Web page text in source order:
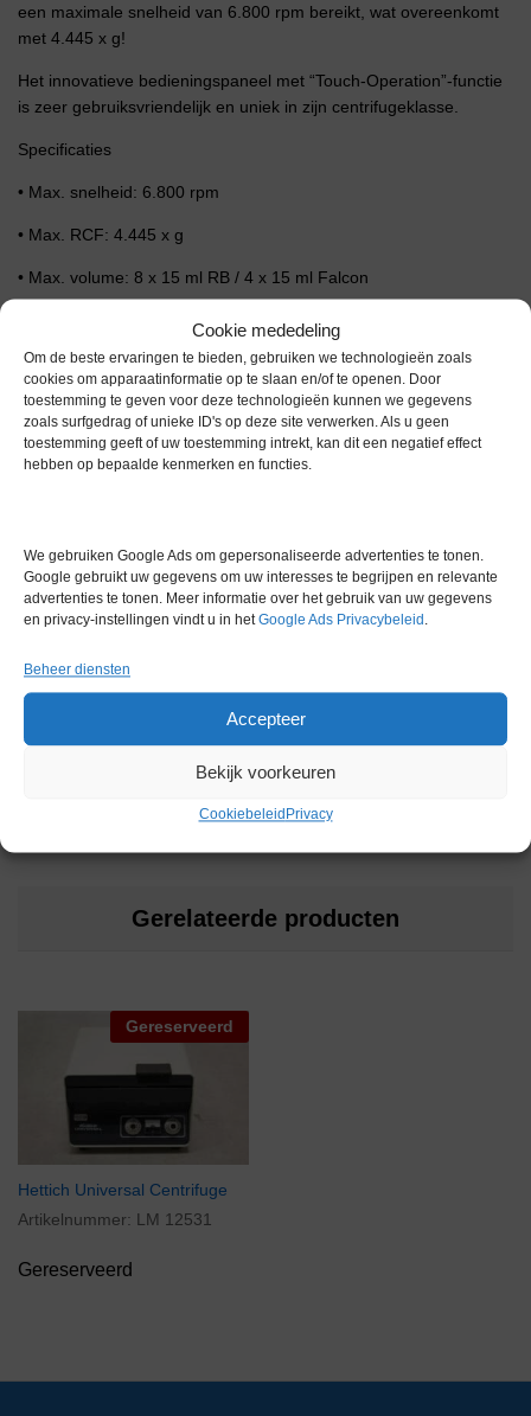
Cookie mededeling
Om de beste ervaringen te bieden, gebruiken we technologieën zoals
cookies om apparaatinformatie op te slaan en/of te openen. Door
toestemming te geven voor deze technologieën kunnen we gegevens
zoals surfgedrag of unieke ID's op deze site verwerken. Als u geen
toestemming geeft of uw toestemming intrekt, kan dit een negatief effect
hebben op bepaalde kenmerken en functies.
We gebruiken Google Ads om gepersonaliseerde advertenties te tonen.
Google gebruikt uw gegevens om uw interesses te begrijpen en relevante
advertenties te tonen. Meer informatie over het gebruik van uw gegevens
en privacy-instellingen vindt u in hetGoogle Ads Privacybeleid .
Beheer diensten
Accepteer
Bekijk voorkeuren
Cookiebeleid Privacy
een maximale snelheid van 6.800 rpm bereikt, wat overeenkomt
met 4.445 x g!
Het innovatieve bedieningspaneel met “Touch-Operation”-functie
is zeer gebruiksvriendelijk en uniek in zijn centrifugeklasse.
Specificaties
• Max. snelheid: 6.800 rpm
• Max. RCF: 4.445 x g
• Max. volume: 8 x 15 ml RB / 4 x 15 ml Falcon
• Snelheidsbereik: 200 – 6.800 rpm
• Instelbare looptijd: 59 min 50 s (in stappen van 10 s) / 99 u 59
min (in stappen van 1 min)
• Afmetingen (BxHxD): 28 x 24 x 35 cm
• Gewicht: 8 kg
Gewicht 0,0 kg
Conditie Zo goed als nieuw
Garantie 3 maanden
Gerelateerde producten
Gereserveerd
Hettich Universal Centrifuge
Artikelnummer: LM 12531
Gereserveerd